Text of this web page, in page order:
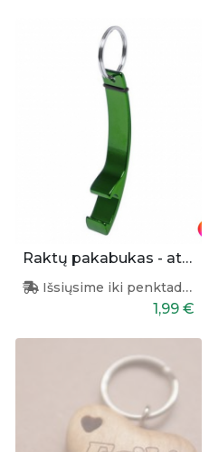
Raktų pakabukas - atidarytuvas
Išsiųsime iki penktadienio
1,99 €